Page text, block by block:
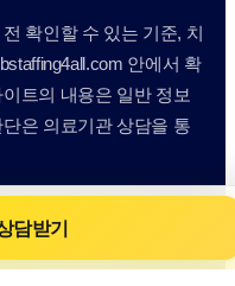
확인할 수 있는 기준, 치
안에서 확
트의 내용은 일반 정보
은 의료기관 상담을 통
담받기